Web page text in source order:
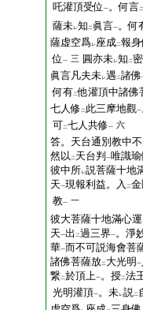
吒灌頂受位 一。何言二
薩未レ知 二 眞言一。何
薩虚空爲レ座成二報
位 一 三 圓亦未レ知 二
眞言凡夫未レ遇 二諸佛
何有二他灌頂中諸佛
七人修 二 此三摩地觀一
可二七人共修一 六
答。天台通別教中不
然以 二 天台判 一唯識
彼中所レ説菩薩十地
天一現報利益。入 二
教一 一
彼大菩薩十地滿心運
天一出 二過三界一。淨
華一而不可説海會菩
諸佛菩薩放二 大光明 一
繋二於頂上一。授二法
光明灌頂一。未レ説二